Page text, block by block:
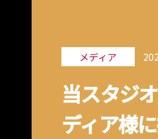
メディア
当スタジ
ディア様